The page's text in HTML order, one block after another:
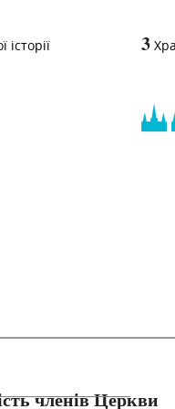
історії 3
членів Церкви